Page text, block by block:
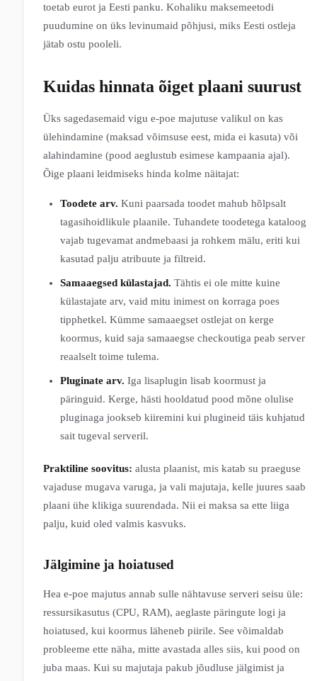
toetab eurot ja Eesti panku. Kohaliku maksemeetodi
puudumine on üks levinumaid põhjusi, miks Eesti ostleja
jätab ostu pooleli.
Kuidas hinnata õiget plaani suurust
Üks sagedasemaid vigu e-poe majutuse valikul on kas
ülehindamine (maksad võimsuse eest, mida ei kasuta) või
alahindamine (pood aeglustub esimese kampaania ajal).
Õige plaani leidmiseks hinda kolme näitajat:
Toodete arv. Kuni paarsada toodet mahub hõlpsalt
tagasihoidlikule plaanile. Tuhandete toodetega kataloog
vajab tugevamat andmebaasi ja rohkem mälu, eriti kui
kasutad palju atribuute ja filtreid.
Samaaegsed külastajad. Tähtis ei ole mitte kuine
külastajate arv, vaid mitu inimest on korraga poes
tipphetkel. Kümme samaaegset ostlejat on kerge
koormus, kuid saja samaaegse checkoutiga peab server
reaalselt toime tulema.
Pluginate arv. Iga lisaplugin lisab koormust ja
päringuid. Kerge, hästi hooldatud pood mõne olulise
pluginaga jookseb kiiremini kui plugineid täis kuhjatud
sait tugeval serveril.
Praktiline soovitus: alusta plaanist, mis katab su praeguse
vajaduse mugava varuga, ja vali majutaja, kelle juures saab
plaani ühe klikiga suurendada. Nii ei maksa sa ette liiga
palju, kuid oled valmis kasvuks.
Jälgimine ja hoiatused
Hea e-poe majutus annab sulle nähtavuse serveri seisu üle:
ressursikasutus (CPU, RAM), aeglaste päringute logi ja
hoiatused, kui koormus läheneb piirile. See võimaldab
probleeme ette näha, mitte avastada alles siis, kui pood on
juba maas. Kui su majutaja pakub jõudluse jälgimist ja